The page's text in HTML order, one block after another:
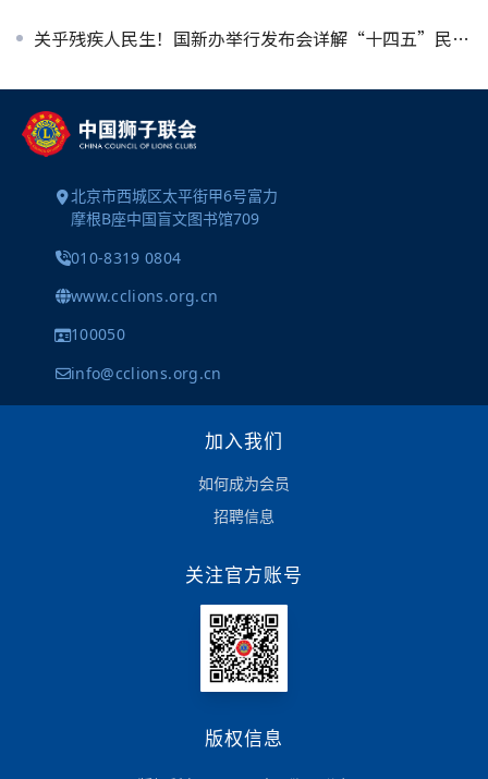
关乎残疾人民生！国新办举行发布会详解“十四五”民政暖心成绩
北京市西城区太平街甲6号富力
摩根B座中国盲文图书馆709
010-8319 0804
www.cclions.org.cn
100050
info@cclions.org.cn
加入我们
如何成为会员
招聘信息
关注官方账号
版权信息